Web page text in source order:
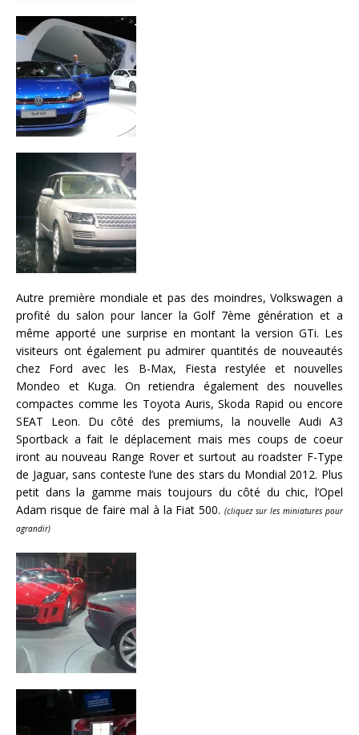
Autre première mondiale et pas des moindres, Volkswagen a
profité du salon pour lancer la Golf 7ème génération et a
même apporté une surprise en montant la version GTi. Les
visiteurs ont également pu admirer quantités de nouveautés
chez Ford avec les B-Max, Fiesta restylée et nouvelles
Mondeo et Kuga. On retiendra également des nouvelles
compactes comme les Toyota Auris, Skoda Rapid ou encore
SEAT Leon. Du côté des premiums, la nouvelle Audi A3
Sportback a fait le déplacement mais mes coups de coeur
iront au nouveau Range Rover et surtout au roadster F-Type
de Jaguar, sans conteste l’une des stars du Mondial 2012. Plus
petit dans la gamme mais toujours du côté du chic, l’Opel
Adam risque de faire mal à la Fiat 500.(cliquez sur les miniatures pour
agrandir)